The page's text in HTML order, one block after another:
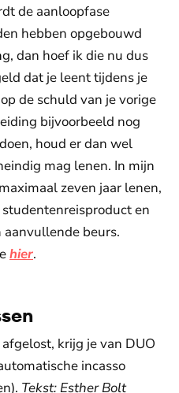
de aanloopfase
hebben opgebouwd
dan hoef ik die nu dus
dat je leent tijdens je
de schuld van je vorige
bijvoorbeeld nog
houd er dan wel
mag lenen. In mijn
zeven jaar lenen,
en
aanvullende beurs.
hier.
krijg je van DUO
incasso
Tekst: Esther Bolt